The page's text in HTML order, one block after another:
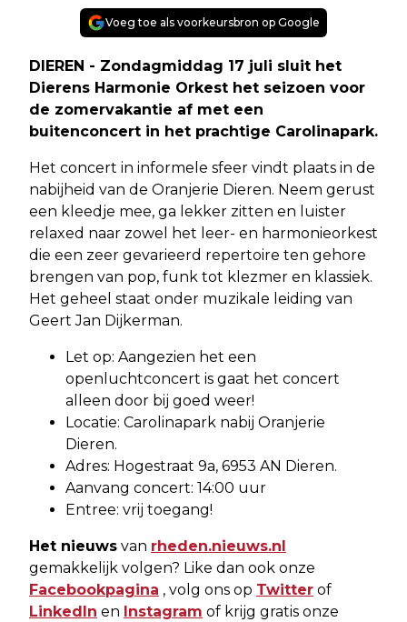
Voeg toe als voorkeursbron op Google
DIEREN - Zondagmiddag 17 juli sluit het
Dierens Harmonie Orkest het seizoen voor
de zomervakantie af met een
buitenconcert in het prachtige Carolinapark.
Het concert in informele sfeer vindt plaats in de
nabijheid van de Oranjerie Dieren. Neem gerust
een kleedje mee, ga lekker zitten en luister
relaxed naar zowel het leer- en harmonieorkest
die een zeer gevarieerd repertoire ten gehore
brengen van pop, funk tot klezmer en klassiek.
Het geheel staat onder muzikale leiding van
Geert Jan Dijkerman.
Let op: Aangezien het een
openluchtconcert is gaat het concert
alleen door bij goed weer!
Locatie: Carolinapark nabij Oranjerie
Dieren.
Adres: Hogestraat 9a, 6953 AN Dieren.
Aanvang concert: 14:00 uur
Entree: vrij toegang!
Het nieuws van rheden.nieuws.nl
gemakkelijk volgen? Like dan ook onze
Facebookpagina , volg ons op Twitter of
LinkedIn en Instagram of krijg gratis onze